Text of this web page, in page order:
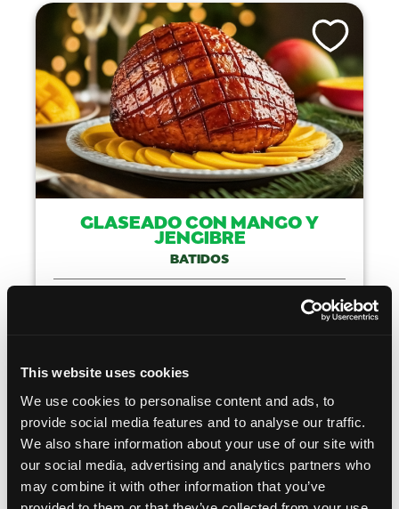
This website uses cookies
We use cookies to personalise content and ads, to
provide social media features and to analyse our traffic.
We also share information about your use of our site with
our social media, advertising and analytics partners who
may combine it with other information that you’ve
Like This
GLASEADO CON MANGO Y
JENGIBRE
BATIDOS
HAZLO
Like This